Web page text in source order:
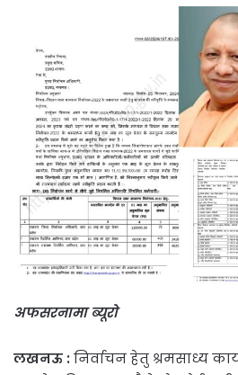
अफसरनामा ब्यूरो
लखनऊ : निर्वाचन हेतु श्रमसाध्य